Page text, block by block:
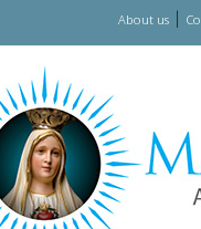
About us|